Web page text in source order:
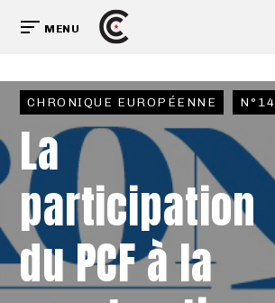
MENU
CHRONIQUE EUROPÉENNE N°14
La
participation
du PCF à la